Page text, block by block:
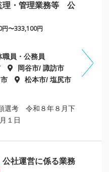
理・管理業務等 公
〜333,100円
職員・公務員
岡谷市/ 諏訪市
松本市/ 塩尻市
選考 令和８年８月下
１日
社運営に係る業務